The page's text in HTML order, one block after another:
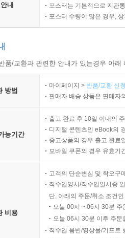
내
포스터는 기본적으로 지관
포스터 수량이 많은 경우,
품/교환과 관련한 안내가 있는경우 아
방법
마이페이지 > 반품/교환 신
판매자 배송 상품은 판매자
능기간
출고 완료 후 10일 이내의
디지털 콘텐츠인 eBook의
중고상품의 경우 출고 완료
모바일 쿠폰의 경우 유효기
비용
고객의 단순변심 및 착오구
직수입양서/직수입일서중
단, 아래의 주문/취소 조건
오늘 00시 ~ 06시 30분
오늘 06시 30분 이후 주
직수입 음반/영상물/기프트